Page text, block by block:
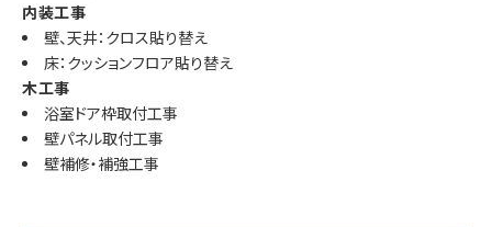
内装工事
壁、天井：クロス貼り替え
床：クッションフロア貼り替え
木工事
浴室ドア枠取付工事
壁パネル取付工事
壁補修・補強工事